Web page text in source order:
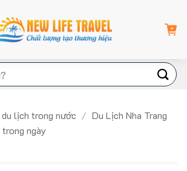
lịch trong nước / Du Lịch Nha Trang
trong ngày